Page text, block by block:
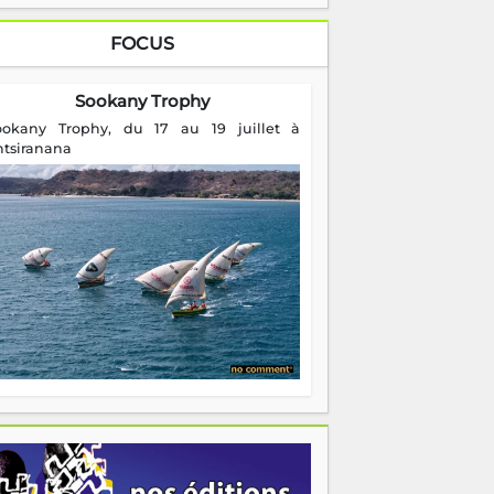
FOCUS
Sookany Trophy
Trophy, du 17 au 19 juillet à